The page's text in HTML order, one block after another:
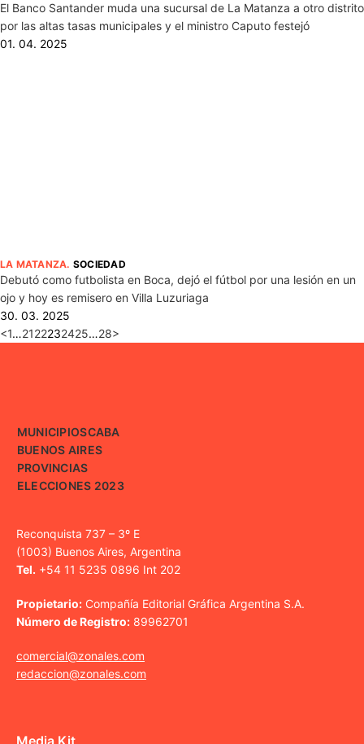
El Banco Santander muda una sucursal de La Matanza a otro distrito
por las altas tasas municipales y el ministro Caputo festejó
01. 04. 2025
LA MATANZA. SOCIEDAD
Debutó como futbolista en Boca, dejó el fútbol por una lesión en un
ojo y hoy es remisero en Villa Luzuriaga
30. 03. 2025
<1…2122232425…28>
MUNICIPIOSCABA
BUENOS AIRES
PROVINCIAS
ELECCIONES 2023
Reconquista 737 – 3º E
(1003) Buenos Aires, Argentina
Tel. +54 11 5235 0896 Int 202
Propietario: Compañía Editorial Gráfica Argentina S.A.
Número de Registro: 89962701
comercial@zonales.com
redaccion@zonales.com
Media Kit